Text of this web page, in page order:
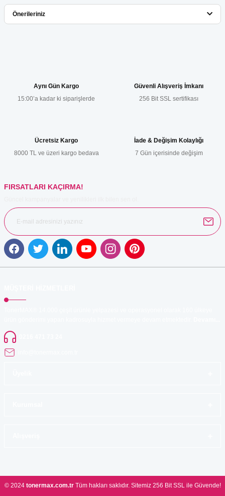
Bu ürüne ilk yorumu siz yapın!
Önerileriniz
Ürün resmi kalitesiz, bozuk veya görüntülenemiyor.
Ürün fiyatı diğer sitelerden daha pahalı.
Aynı Gün Kargo
15:00’a kadar ki siparişlerde
Güvenli Alışveriş İmkanı
256 Bit SSL sertifikası
Ücretsiz Kargo
8000 TL ve üzeri kargo bedava
İade & Değişim Kolaylığı
7 Gün içerisinde değişim
FIRSATLARI KAÇIRMA!
© 2024 tonermax.com.trTüm hakları saklıdır. Sitemiz 256 Bit SSL ile Güvende!